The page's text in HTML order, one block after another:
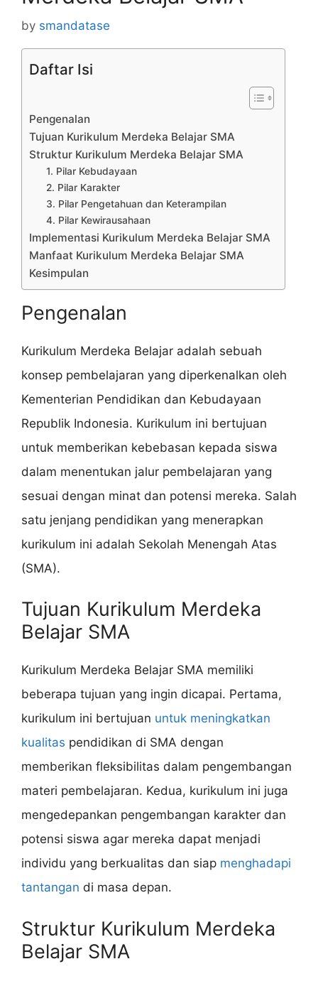
by smandatase
Daftar Isi
Pengenalan
Tujuan Kurikulum Merdeka Belajar SMA
Struktur Kurikulum Merdeka Belajar SMA
1. Pilar Kebudayaan
2. Pilar Karakter
3. Pilar Pengetahuan dan Keterampilan
4. Pilar Kewirausahaan
Implementasi Kurikulum Merdeka Belajar SMA
Manfaat Kurikulum Merdeka Belajar SMA
Kesimpulan
Pengenalan
Kurikulum Merdeka Belajar adalah sebuah
konsep pembelajaran yang diperkenalkan oleh
Kementerian Pendidikan dan Kebudayaan
Republik Indonesia. Kurikulum ini bertujuan
untuk memberikan kebebasan kepada siswa
dalam menentukan jalur pembelajaran yang
sesuai dengan minat dan potensi mereka. Salah
satu jenjang pendidikan yang menerapkan
kurikulum ini adalah Sekolah Menengah Atas
(SMA).
Tujuan Kurikulum Merdeka
Belajar SMA
Kurikulum Merdeka Belajar SMA memiliki
beberapa tujuan yang ingin dicapai. Pertama,
kurikulum ini bertujuan untuk meningkatkan
kualitas pendidikan di SMA dengan
memberikan fleksibilitas dalam pengembangan
materi pembelajaran. Kedua, kurikulum ini juga
mengedepankan pengembangan karakter dan
potensi siswa agar mereka dapat menjadi
individu yang berkualitas dan siap menghadapi
tantangan di masa depan.
Struktur Kurikulum Merdeka
Belajar SMA